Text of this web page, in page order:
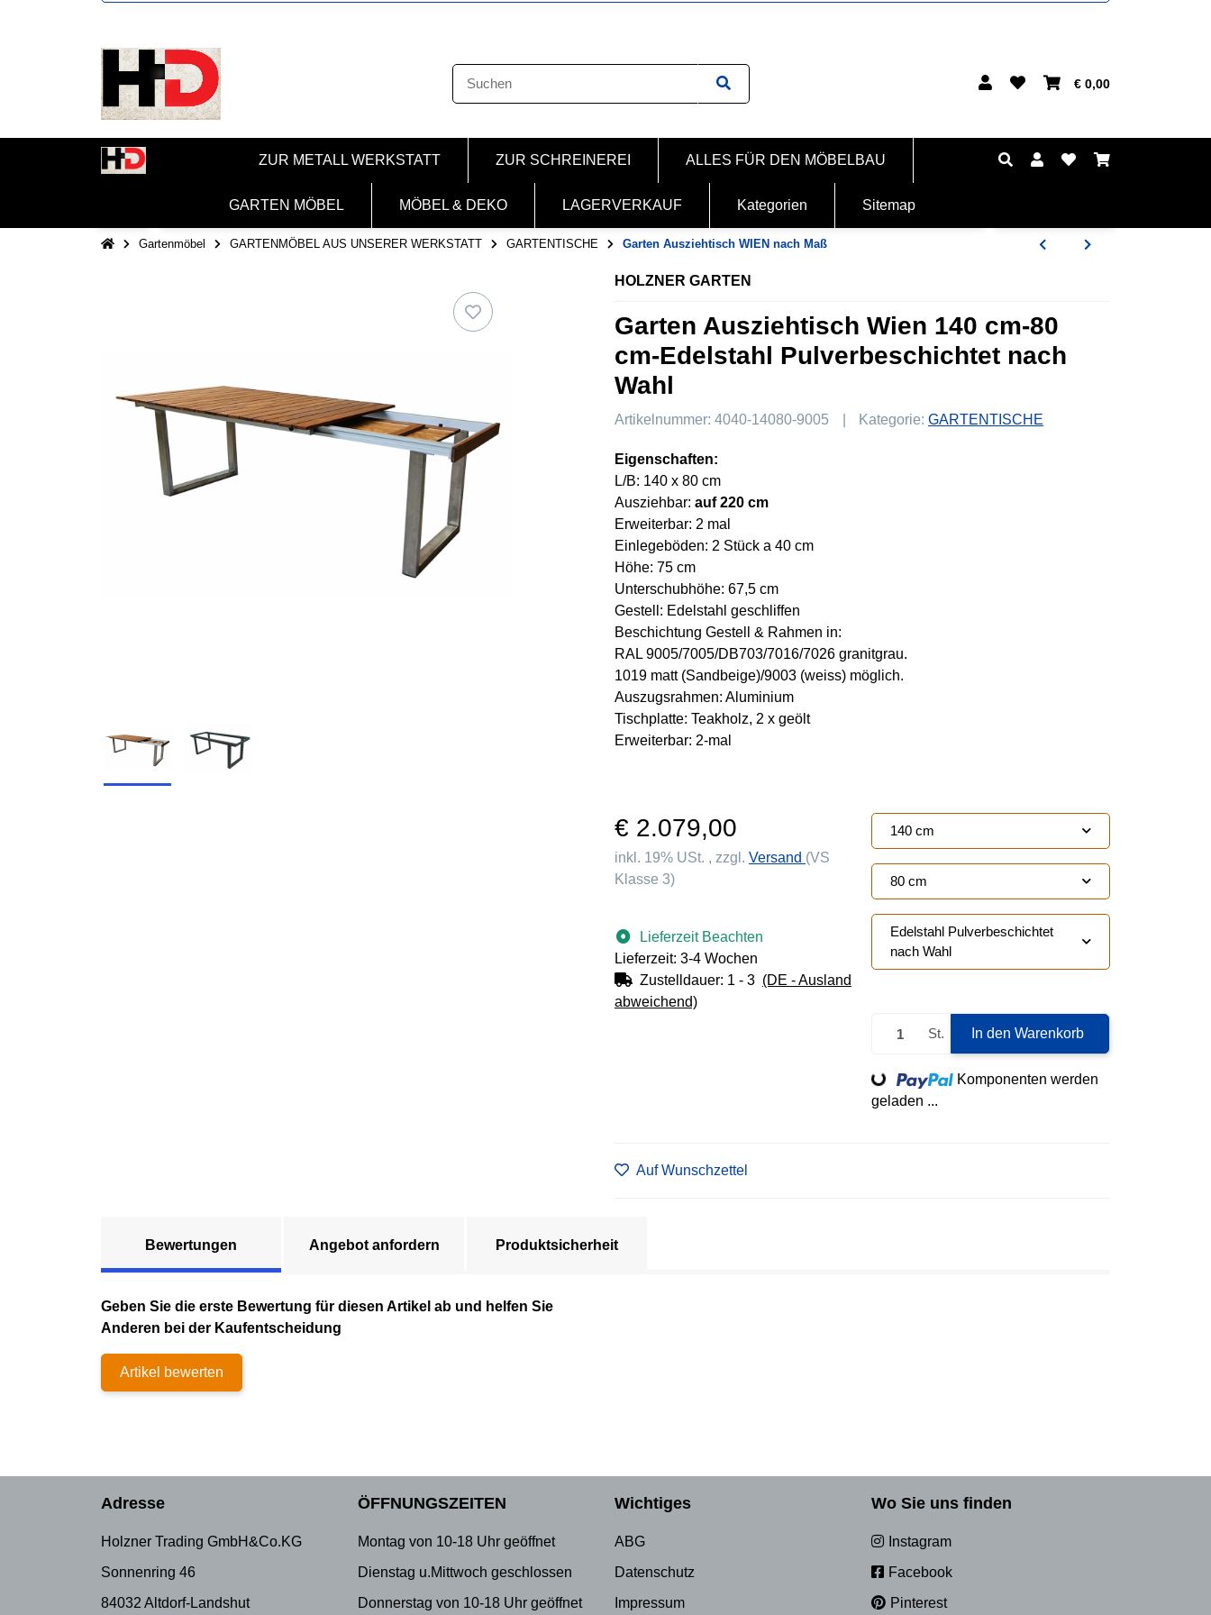
€ 0,00
ZUR METALL WERKSTATT ZUR SCHREINEREI ALLES FÜR DEN MÖBELBAU
GARTEN MÖBEL MÖBEL & DEKO LAGERVERKAUF Kategorien Sitemap
Gartenmöbel GARTENMÖBEL AUS UNSERER WERKSTATT GARTENTISCHE Garten Ausziehtisch WIEN nach Maß
HOLZNER GARTEN
Garten Ausziehtisch Wien 140 cm-80
cm-Edelstahl Pulverbeschichtet nach
Wahl
Artikelnummer: 4040-14080-9005 Kategorie: GARTENTISCHE
Eigenschaften:
L/B: 140 x 80 cm
Ausziehbar: auf 220 cm
Erweiterbar: 2 mal
Einlegeböden: 2 Stück a 40 cm
Höhe: 75 cm
Unterschubhöhe: 67,5 cm
Gestell: Edelstahl geschliffen
Beschichtung Gestell & Rahmen in:
RAL 9005/7005/DB703/7016/7026 granitgrau.
1019 matt (Sandbeige)/9003 (weiss) möglich.
Auszugsrahmen: Aluminium
Tischplatte: Teakholz, 2 x geölt
Erweiterbar: 2-mal
€ 2.079,00
inkl. 19% USt. , zzgl. Versand (VS
Klasse 3)
Lieferzeit Beachten
Lieferzeit: 3-4 Wochen
Zustelldauer: 1 - 3 (DE - Ausland
abweichend)
140 cm
80 cm
Edelstahl Pulverbeschichtet
nach Wahl
St. In den Warenkorb
Loading...
Komponenten werden
geladen ...
Auf Wunschzettel
Bewertungen Angebot anfordern Produktsicherheit
Geben Sie die erste Bewertung für diesen Artikel ab und helfen Sie
Anderen bei der Kaufentscheidung
Artikel bewerten
Adresse
Holzner Trading GmbH&Co.KG
Sonnenring 46
84032 Altdorf-Landshut
ÖFFNUNGSZEITEN
Montag von 10-18 Uhr geöffnet
Dienstag u.Mittwoch geschlossen
Donnerstag von 10-18 Uhr geöffnet
Wichtiges
ABG
Datenschutz
Impressum
Wo Sie uns finden
Instagram
Facebook
Pinterest